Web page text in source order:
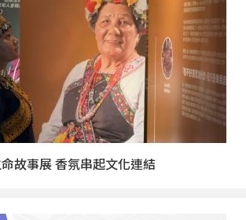
故事展 香氛串起文化連結